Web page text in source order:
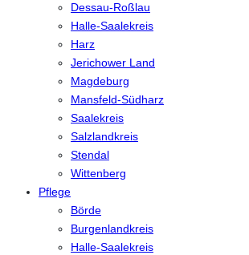
Dessau-Roßlau
Halle-Saalekreis
Harz
Jerichower Land
Magdeburg
Mansfeld-Südharz
Saalekreis
Salzlandkreis
Stendal
Wittenberg
Pflege
Börde
Burgenlandkreis
Halle-Saalekreis